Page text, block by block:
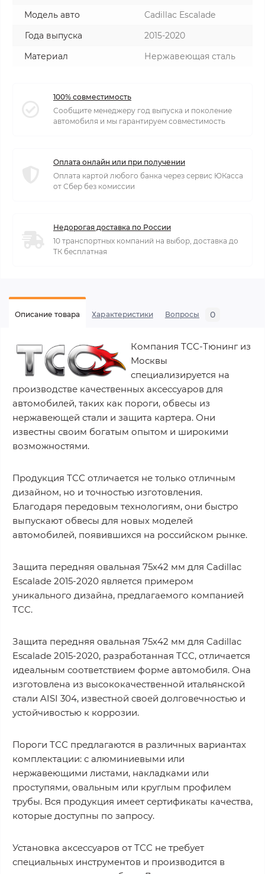
Модель авто
Cadillac Escalade
Года выпуска
2015-2020
Материал
Нержавеющая сталь
100% совместимость
Сообщите менеджеру год выпуска и поколение
автомобиля и мы гарантируем совместимость
Оплата онлайн или при получении
Оплата картой любого банка через сервис ЮКасса
от Сбер без комиссии
Недорогая доставка по России
10 транспортных компаний на выбор, доставка до
ТК бесплатная
Описание товара Характеристики Вопросы 0
Компания ТСС-Тюнинг из
Москвы
специализируется на
производстве качественных аксессуаров для
автомобилей, таких как пороги, обвесы из
нержавеющей стали и защита картера. Они
известны своим богатым опытом и широкими
возможностями.
Продукция ТСС отличается не только отличным
дизайном, но и точностью изготовления.
Благодаря передовым технологиям, они быстро
выпускают обвесы для новых моделей
автомобилей, появившихся на российском рынке.
Защита передняя овальная 75х42 мм для Cadillac
Escalade 2015-2020 является примером
уникального дизайна, предлагаемого компанией
ТСС.
Защита передняя овальная 75х42 мм для Cadillac
Escalade 2015-2020, разработанная ТСС, отличается
идеальным соответствием форме автомобиля. Она
изготовлена из высококачественной итальянской
стали AISI 304, известной своей долговечностью и
устойчивостью к коррозии.
Пороги ТСС предлагаются в различных вариантах
комплектации: с алюминиевыми или
нержавеющими листами, накладками или
проступями, овальным или круглым профилем
трубы. Вся продукция имеет сертификаты качества,
которые доступны по запросу.
Установка аксессуаров от ТСС не требует
специальных инструментов и производится в